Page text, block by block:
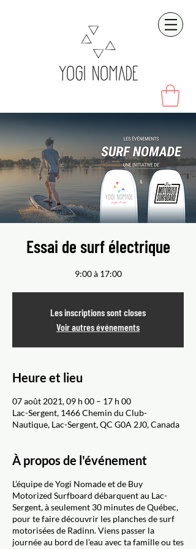
Essai de surf électrique
9:00 à 17:00
Les inscriptions sont closes
Voir autres événements
Heure et lieu
07 août 2021, 09 h 00 – 17 h 00
Lac-Sergent, 1466 Chemin du Club-
Nautique, Lac-Sergent, QC G0A 2J0, Canada
À propos de l'événement
L’équipe de Yogi Nomade et de Buy
Motorized Surfboard débarquent au Lac-
Sergent, à seulement 30 minutes de Québec,
pour te faire découvrir les planches de surf
motorisées de Radinn. Viens passer la
journée au bord de l’eau avec ta famille ou tes